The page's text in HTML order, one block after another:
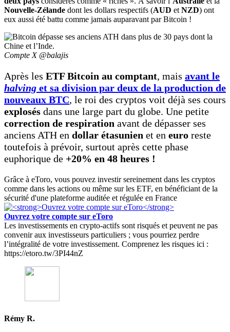
Nouvelle-Zélande dont les dollars respectifs (AUD et NZD) ont
eux aussi été battu comme jamais auparavant par Bitcoin !
Compte X @balajis
Après les ETF Bitcoin au comptant, mais avant le
halving et sa division par deux de la production de
nouveaux BTC, le roi des cryptos voit déjà ses cours
explosés dans une large part du globe. Une petite
correction de respiration avant de dépasser ses
anciens ATH en dollar étasunien et en euro reste
toutefois à prévoir, surtout après cette phase
euphorique de +20% en 48 heures !
Grâce à eToro, vous pouvez investir sereinement dans les cryptos
comme dans les actions ou même sur les ETF, en bénéficiant de la
sécurité d'une plateforme auditée et régulée en France
Ouvrez votre compte sur eToro
Les investissements en crypto-actifs sont risqués et peuvent ne pas
convenir aux investisseurs particuliers ; vous pourriez perdre
l’intégralité de votre investissement. Comprenez les risques ici :
https://etoro.tw/3PI44nZ
Rémy R.